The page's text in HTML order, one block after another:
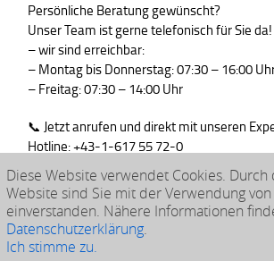
Persönliche Beratung gewünscht?
Unser Team ist gerne telefonisch für Sie
– wir sind erreichbar:
– Montag bis Donnerstag: 07:30 – 16:00
– Freitag: 07:30 – 14:00 Uhr
📞 Jetzt anrufen und direkt mit unseren
Hotline: +43-1-617 55 72-0
WhatsApp : +43-664-99830765
Diese Website verwendet Cookies.
Website sind Sie mit der Verwendung
einverstanden. Nähere Informationen
Datenschutzerklärung.
Ich stimme zu.